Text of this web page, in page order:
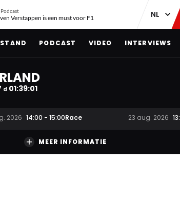
Verstappen is een must voor F1
STAND PODCAST VIDEO INTERVIEWS
d 01:39:01
2026 14:00 - 15:00Race 23 aug. 2026
MEER INFORMATIE